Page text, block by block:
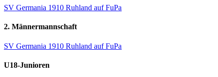
SV Germania 1910 Ruhland auf FuPa
2. Männermannschaft
SV Germania 1910 Ruhland auf FuPa
U18-Junioren